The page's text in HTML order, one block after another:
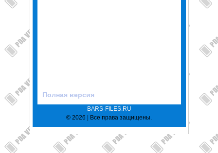
Полная версия
BARS-FILES.RU
© 2026 | Все права защищены.